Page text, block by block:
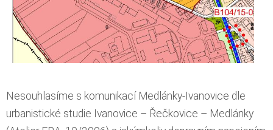
Nesouhlasíme s komunikací Medlánky-Ivanovice dle
urbanistické studie Ivanovice – Řečkovice – Medlánky